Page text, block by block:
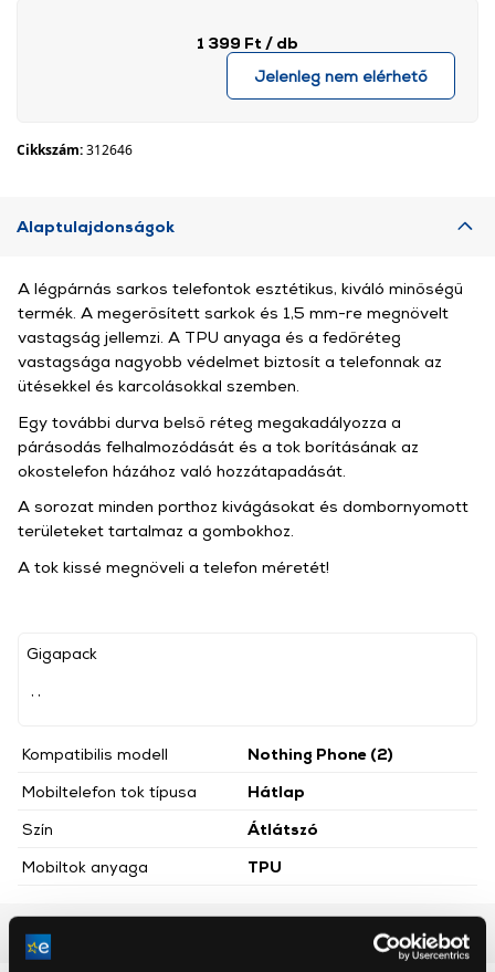
1 399 Ft / db
Jelenleg nem elérhető
Cikkszám:312646
Alaptulajdonságok
Gigapack
Kompatibilis modell
Nothing Phone (2)
Mobiltelefon tok típusa
Hátlap
Szín
Átlátszó
Mobiltok anyaga
TPU
A légpárnás sarkos telefontok esztétikus, kiváló minőségű
termék. A megerősített sarkok és 1,5 mm-re megnövelt
vastagság jellemzi. A TPU anyaga és a fedőréteg
vastagsága nagyobb védelmet biztosít a telefonnak az
ütésekkel és karcolásokkal szemben.
Egy további durva belső réteg megakadályozza a
párásodás felhalmozódását és a tok borításának az
okostelefon házához való hozzátapadását.
A sorozat minden porthoz kivágásokat és dombornyomott
területeket tartalmaz a gombokhoz.
A tok kissé megnöveli a telefon méretét!
Részletes ismertető